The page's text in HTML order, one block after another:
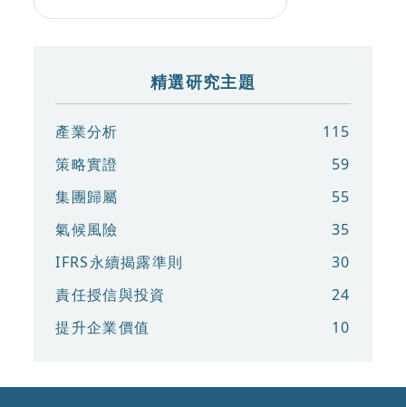
精選研究主題
產業分析
115
策略實證
59
集團歸屬
55
氣候風險
35
IFRS永續揭露準則
30
責任授信與投資
24
提升企業價值
10